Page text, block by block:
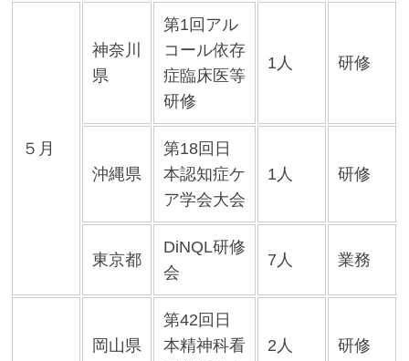
５月
神奈川
県
第1回アル
コール依存
症臨床医等
研修
1人 研修
沖縄県
第18回日
本認知症ケ
ア学会大会
1人 研修
東京都
DiNQL研修
会
7人 業務
岡山県
第42回日
本精神科看
2人 研修